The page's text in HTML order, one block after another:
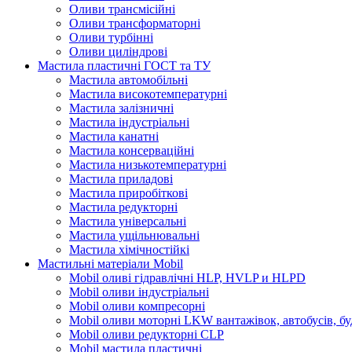
Оливи трансмісійні
Оливи трансформаторні
Оливи турбінні
Оливи циліндрові
Мастила пластичні ГОСТ та ТУ
Мастила автомобільні
Мастила високотемпературні
Мастила залізничні
Мастила індустріальні
Мастила канатні
Мастила консерваційні
Мастила низькотемпературні
Мастила приладові
Мастила приробіткові
Мастила редукторні
Мастила універсальні
Мастила ущільнювальні
Мастила хімічностійкі
Мастильні матеріали Mobil
Mobil оливі гідравлічні HLP, HVLP и HLPD
Mobil оливи індустріальні
Mobil оливи компресорні
Mobil оливи моторні LKW вантажівок, автобусів,
Mobil оливи редукторні CLP
Mobil мастила пластичні